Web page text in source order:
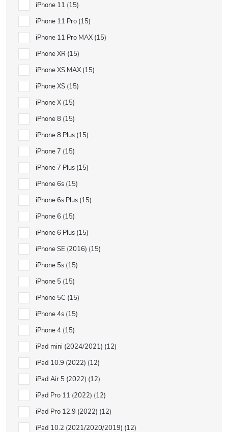
iPhone 11 15
iPhone 11 Pro 15
iPhone 11 Pro MAX 15
iPhone XR 15
iPhone XS MAX 15
iPhone XS 15
iPhone X 15
iPhone 8 15
iPhone 8 Plus 15
iPhone 7 15
iPhone 7 Plus 15
iPhone 6s 15
iPhone 6s Plus 15
iPhone 6 15
iPhone 6 Plus 15
iPhone SE (2016) 15
iPhone 5s 15
iPhone 5 15
iPhone 5C 15
iPhone 4s 15
iPhone 4 15
iPad mini (2024/2021) 12
iPad 10.9 (2022) 12
iPad Air 5 (2022) 12
iPad Pro 11 (2022) 12
iPad Pro 12.9 (2022) 12
iPad 10.2 (2021/2020/2019) 12